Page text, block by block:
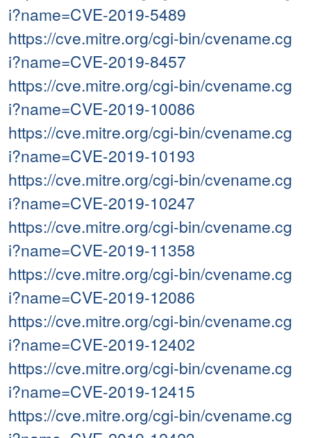
i?name=CVE-2019-5489
https://cve.mitre.org/cgi-bin/cvename.cg
i?name=CVE-2019-8457
https://cve.mitre.org/cgi-bin/cvename.cg
i?name=CVE-2019-10086
https://cve.mitre.org/cgi-bin/cvename.cg
i?name=CVE-2019-10193
https://cve.mitre.org/cgi-bin/cvename.cg
i?name=CVE-2019-10247
https://cve.mitre.org/cgi-bin/cvename.cg
i?name=CVE-2019-11358
https://cve.mitre.org/cgi-bin/cvename.cg
i?name=CVE-2019-12086
https://cve.mitre.org/cgi-bin/cvename.cg
i?name=CVE-2019-12402
https://cve.mitre.org/cgi-bin/cvename.cg
i?name=CVE-2019-12415
https://cve.mitre.org/cgi-bin/cvename.cg